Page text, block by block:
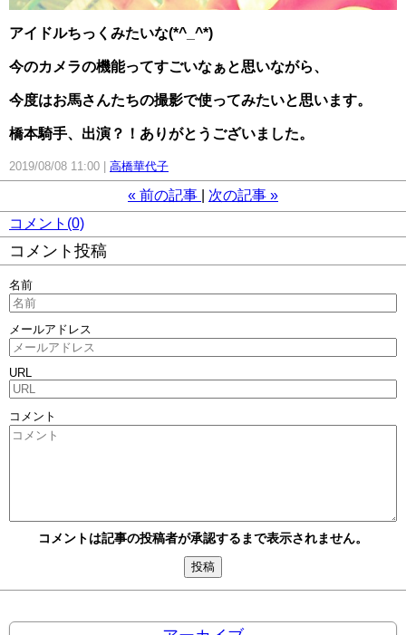
アイドルちっくみたいな(*^_^*)
今のカメラの機能ってすごいなぁと思いながら、
今度はお馬さんたちの撮影で使ってみたいと思います。
橋本騎手、出演？！ありがとうございました。
2019/08/08 11:00 高橋華代子
« 前の記事 次の記事 »
コメント(0)
コメント投稿
名前
メールアドレス
URL
コメント
コメントは記事の投稿者が承認するまで表示されません。